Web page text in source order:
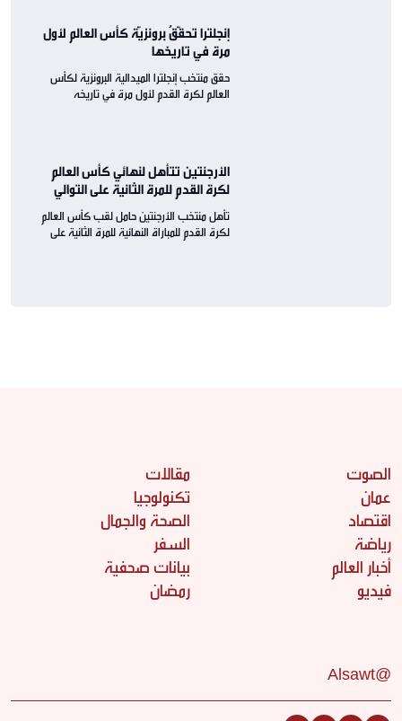
إنجلترا تحقّقُ برونزيّة كأس العالم لأول
مرة في تاريخها
حقق منتخب إنجلترا الميدالية البرونزية لكأس
العالم لكرة القدم لأول مرة في تاريخه
الأرجنتين تتأهل لنهائي كأس العالم
لكرة القدم للمرة الثانية على التوالي
تأهل منتخب الأرجنتين حامل لقب كأس العالم
لكرة القدم للمباراة النهائية للمرة الثانية على
الصوت
عمان
اقتصاد
رياضة
أخبار العالم
فيديو
مقالات
تكنولوجيا
الصحة والجمال
السفر
بيانات صحفية
رمضان
@Alsawt